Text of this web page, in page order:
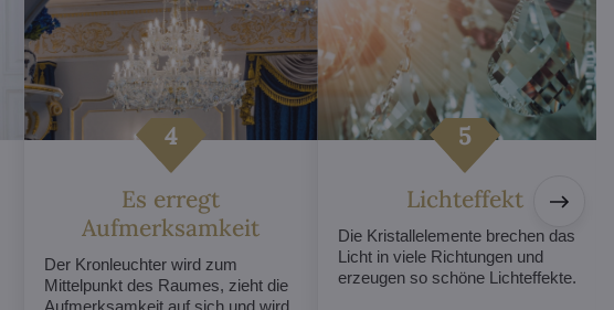
Es erregt
Aufmerksamkeit
Der Kronleuchter wird zum
Mittelpunkt des Raumes, zieht die
Lichteffekt
Die Kristallelemente brechen das
Licht in viele Richtungen und
erzeugen so schöne Lichteffekte.